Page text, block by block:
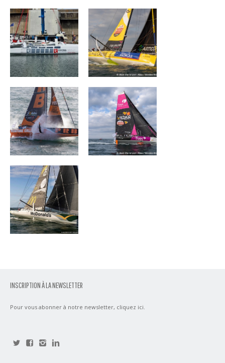
PRB
FIVES GROUP –
LANTANA
DEVENIR
INSCRIPTION À LA NEWSLETTER
Pour vous abonner à notre newsletter, cliquez ici.